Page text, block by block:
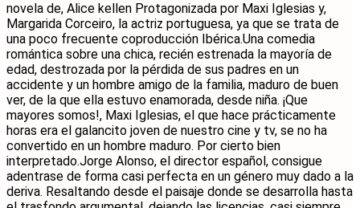
novela de, Alice kellen Protagonizada por Maxi Iglesias y,
Margarida Corceiro, la actriz portuguesa, ya que se trata de
una poco frecuente coproducción Ibérica.Una comedia
romántica sobre una chica, recién estrenada la mayoría de
edad, destrozada por la pérdida de sus padres en un
accidente y un hombre amigo de la familia, maduro de buen
ver, de la que ella estuvo enamorada, desde niña. ¡Que
mayores somos!, Maxi Iglesias, el que hace prácticamente
horas era el galancito joven de nuestro cine y tv, se no ha
convertido en un hombre maduro. Por cierto bien
interpretado.Jorge Alonso, el director español, consigue
adentrase de forma casi perfecta en un género muy dado a la
deriva. Resaltando desde el paisaje donde se desarrolla hasta